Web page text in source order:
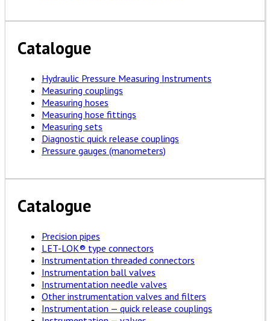
Catalogue
Hydraulic Pressure Measuring Instruments
Measuring couplings
Measuring hoses
Measuring hose fittings
Measuring sets
Diagnostic quick release couplings
Pressure gauges (manometers)
Catalogue
Precision pipes
LET-LOK® type connectors
Instrumentation threaded connectors
Instrumentation ball valves
Instrumentation needle valves
Other instrumentation valves and filters
Instrumentation — quick release couplings